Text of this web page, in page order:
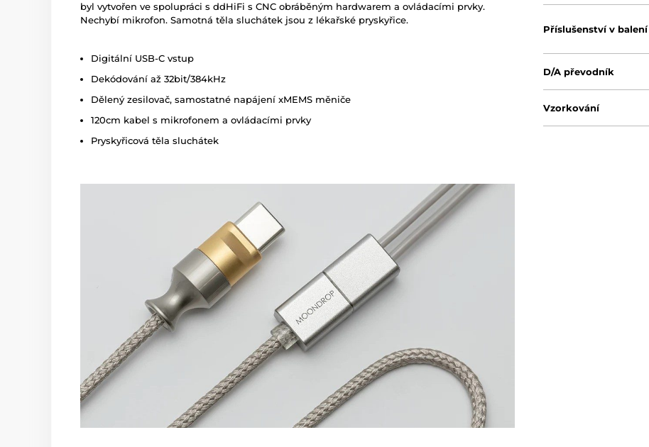
byl vytvořen ve spolupráci s ddHiFi s CNC obráběným hardwarem a ovládacími prvky.
Nechybí mikrofon. Samotná těla sluchátek jsou z lékařské pryskyřice.
Digitální USB-C vstup
Dekódování až 32bit/384kHz
Dělený zesilovač, samostatné napájení xMEMS měniče
120cm kabel s mikrofonem a ovládacími prvky
Pryskyřicová těla sluchátek
Příslušenství v balení
D/A převodník
Vzorkování